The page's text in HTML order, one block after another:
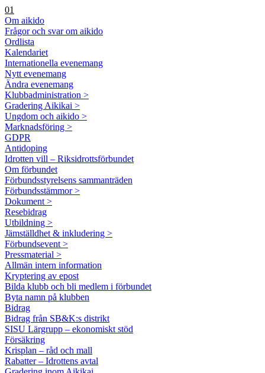
01
Om aikido
Frågor och svar om aikido
Ordlista
Kalendariet
Internationella evenemang
Nytt evenemang
Ändra evenemang
Klubbadministration >
Gradering Aikikai >
Ungdom och aikido >
Marknadsföring >
GDPR
Antidoping
Idrotten vill – Riksidrottsförbundet
Om förbundet
Förbundsstyrelsens sammanträden
Förbundsstämmor >
Dokument >
Resebidrag
Utbildning >
Jämställdhet & inkludering >
Förbundsevent >
Pressmaterial >
Allmän intern information
Kryptering av epost
Bilda klubb och bli medlem i förbundet
Byta namn på klubben
Bidrag
Bidrag från SB&K:s distrikt
SISU Lärgrupp – ekonomiskt stöd
Försäkring
Krisplan – råd och mall
Rabatter – Idrottens avtal